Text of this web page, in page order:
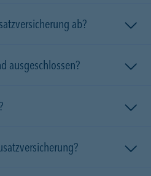
ab?
ausgeschlossen?